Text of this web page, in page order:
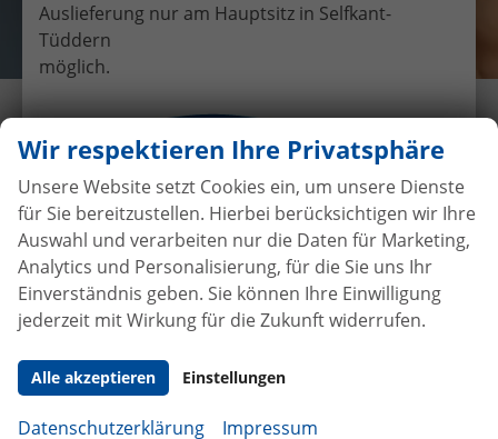
Übergabe eines EU-
Neufahrzeuges VW Golf VII an
Frau Wagner
23.7.2018 • Auslieferungen
Wir respektieren Ihre Privatsphäre
Unsere Website setzt Cookies ein, um unsere Dienste
für Sie bereitzustellen. Hierbei berücksichtigen wir Ihre
Auswahl und verarbeiten nur die Daten für Marketing,
Analytics und Personalisierung, für die Sie uns Ihr
Einverständnis geben. Sie können Ihre Einwilligung
jederzeit mit Wirkung für die Zukunft widerrufen.
Alle akzeptieren Einstellungen
Datenschutzerklärung Impressum
Auslieferung nur am Hauptsitz in Selfkant-
Tüddern
möglich.
Autokaufohne Anzahlungbei
Beim Automobilhandel von der Forst genießen Sie
maximale Sicherheit und Transparenz. Bei uns